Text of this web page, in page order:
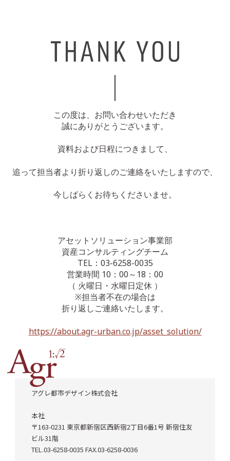
この度は、お問い合わせいただき
誠にありがとうございます。
資料および日程につきまして、
追って担当者より折り返しのご連絡をいたしますので、
今しばらくお待ちくださいませ。
アセットソリューション事業部
資産コンサルティングチーム
TEL：03-6258-0035
営業時間 10：00～18：00
（ 火曜日・水曜日定休 ）
※担当者不在の場合は
折り返しご連絡いたします。
https://about.agr-urban.co.jp/asset_solution/
アグレ都市デザイン株式会社
本社
〒163-0231 東京都新宿区西新宿2丁目6番1号 新宿住友
ビル31階
TEL.03-6258-0035 FAX.03-6258-0036